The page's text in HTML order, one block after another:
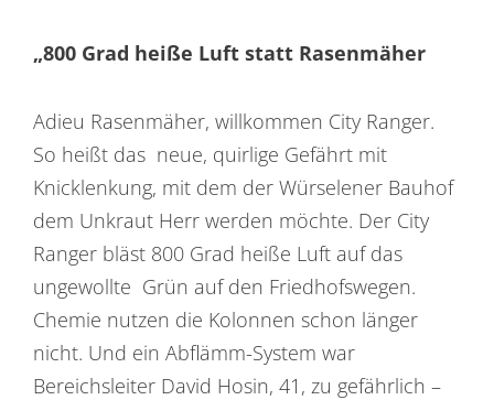
„800 Grad heiße Luft statt Rasenmäher
Adieu Rasenmäher, willkommen City Ranger.
So heißt das neue, quirlige Gefährt mit
Knicklenkung, mit dem der Würselener Bauhof
dem Unkraut Herr werden möchte. Der City
Ranger bläst 800 Grad heiße Luft auf das
ungewollte Grün auf den Friedhofswegen.
Chemie nutzen die Kolonnen schon länger
nicht. Und ein Abflämm-System war
Bereichsleiter David Hosin, 41, zu gefährlich –